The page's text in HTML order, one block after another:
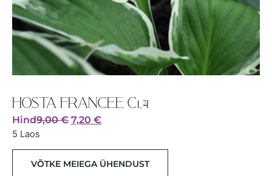
HOSTA FRANCEE C1,4
Hind9,00€ 7,20 €
5 Laos
VÕTKE MEIEGA ÜHENDUST